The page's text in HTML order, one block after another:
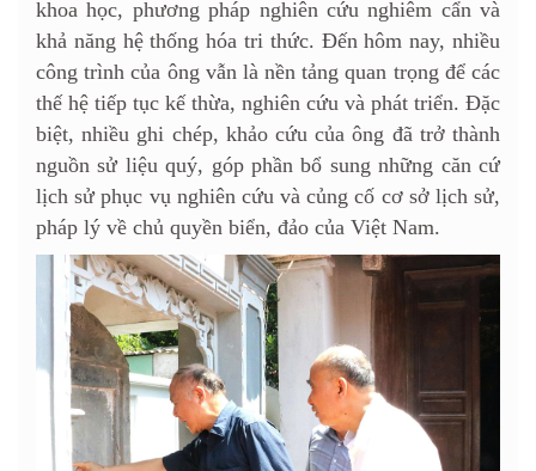
khoa học, phương pháp nghiên cứu nghiêm cẩn và
khả năng hệ thống hóa tri thức. Đến hôm nay, nhiều
công trình của ông vẫn là nền tảng quan trọng để các
thế hệ tiếp tục kế thừa, nghiên cứu và phát triển. Đặc
biệt, nhiều ghi chép, khảo cứu của ông đã trở thành
nguồn sử liệu quý, góp phần bổ sung những căn cứ
lịch sử phục vụ nghiên cứu và củng cố cơ sở lịch sử,
pháp lý về chủ quyền biển, đảo của Việt Nam.